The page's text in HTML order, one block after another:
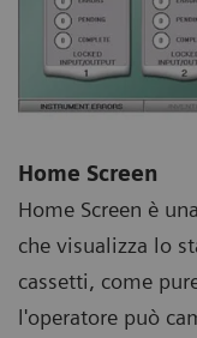
Home Screen
Home Screen è
che visualizza lo
cassetti, come
l'operatore può